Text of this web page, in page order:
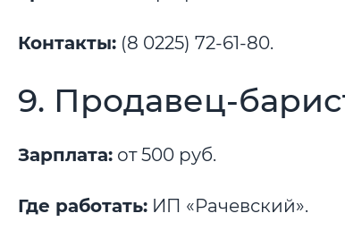
Контакты: (8 0225) 72-61-80.
9. Продавец-
Зарплата: от 500 руб.
Где работать: ИП «Рачевский».